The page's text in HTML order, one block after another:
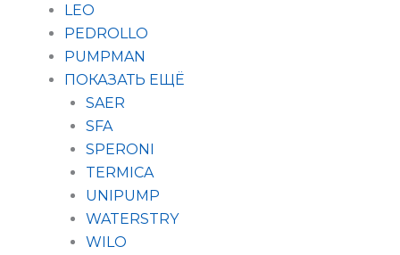
LEO
PEDROLLO
PUMPMAN
ПОКАЗАТЬ ЕЩЁ
SAER
SFA
SPERONI
TERMICA
UNIPUMP
WATERSTRY
WILO